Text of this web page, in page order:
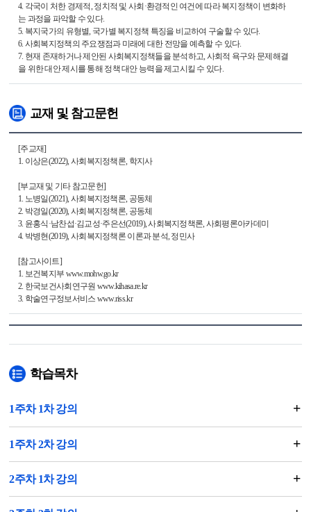
4. 각국이 처한 경제적, 정치적 및 사회·환경적인 여건에 따라 복지정책이 변화하
는 과정을 파악할 수 있다.
5. 복지국가의 유형별, 국가별 복지정책 특징을 비교하여 구술할 수 있다.
6. 사회복지정책의 주요쟁점과 미래에 대한 전망을 예측할 수 있다.
7. 현재 존재하거나 제안된 사회복지정책들을 분석하고, 사회적 욕구와 문제해결
을 위한 대안 제시를 통해 정책 대안 능력을 제고시킬 수 있다.
교재 및 참고문헌
[주교재]
1. 이상은(2022), 사회복지정책론, 학지사
[부교재 및 기타 참고문헌]
1. 노병일(2021), 사회복지정책론, 공동체
2. 박경일(2020), 사회복지정책론, 공동체
3. 윤홍식·남찬섭·김교성·주은선(2019), 사회복지정책론, 사회평론아카데미
4. 박병현(2019), 사회복지정책론 이론과 분석, 정민사
[참고사이트]
1. 보건복지부 www.mohw.go.kr
2. 한국보건사회연구원 www.kihasa.re.kr
3. 학술연구정보서비스 www.riss.kr
학습목차
1주차 1차 강의
1주차 2차 강의
2주차 1차 강의